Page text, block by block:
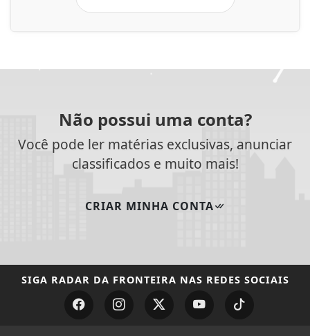
Não possui uma conta?
Você pode ler matérias exclusivas, anunciar
classificados e muito mais!
CRIAR MINHA CONTA
SIGA RADAR DA FRONTEIRA NAS REDES SOCIAIS